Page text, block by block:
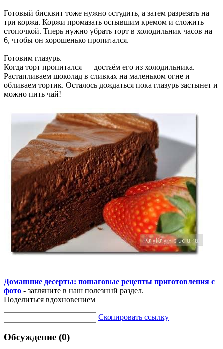
Готовый бисквит тоже нужно остудить, а затем разрезать на
три коржа. Коржи промазать остывшим кремом и сложить
стопочкой. Тперь нужно убрать торт в холодильник часов на
6, чтобы он хорошенько пропитался.
Готовим глазурь.
Когда торт пропитался — достаём его из холодильника.
Растапливаем шоколад в сливках на маленьком огне и
обливаем тортик. Осталось дождаться пока глазурь застынет и
можно пить чай!
Домашние десерты: пошаговые рецепты приготовления с
фото - загляните в наш полезный раздел.
Поделиться вдохновением
Скопировать ссылку
Обсуждение (0)